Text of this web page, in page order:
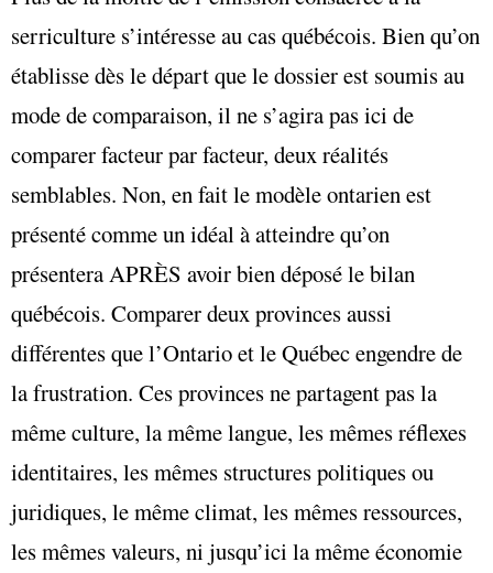
serriculture s’intéresse au cas québécois. Bien qu’on
établisse dès le départ que le dossier est soumis au
mode de comparaison, il ne s’agira pas ici de
comparer facteur par facteur, deux réalités
semblables. Non, en fait le modèle ontarien est
présenté comme un idéal à atteindre qu’on
présentera APRÈS avoir bien déposé le bilan
québécois. Comparer deux provinces aussi
différentes que l’Ontario et le Québec engendre de
la frustration. Ces provinces ne partagent pas la
même culture, la même langue, les mêmes réflexes
identitaires, les mêmes structures politiques ou
juridiques, le même climat, les mêmes ressources,
les mêmes valeurs, ni jusqu’ici la même économie